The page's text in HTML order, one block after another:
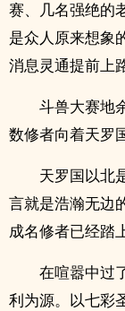
赛、几名强绝的
是众人原来想象
消息灵通提前上
斗兽大赛地
数修者向着天罗
天罗国以北
言就是浩瀚无边
成名修者已经踏
在喧嚣中过
利为源。以七彩